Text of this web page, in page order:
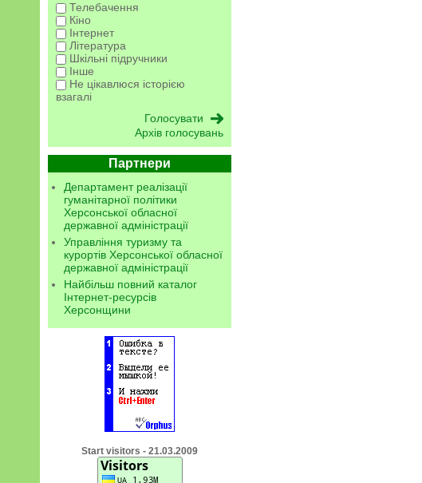
Телебачення
Кіно
Інтернет
Література
Шкільні підручники
Інше
Не цікавлюся історією
взагалі
Архів голосувань
Партнери
Департамент реалізації
гуманітарної політики
Херсонської обласної
державної адміністрації
Управління туризму та
курортів Херсонської обласної
державної адміністрації
Найбільш повний каталог
Інтернет-ресурсів
Херсонщини
Start visitors - 21.03.2009